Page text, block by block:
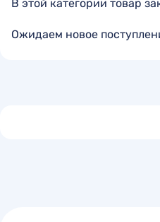
В этой категории товар
Ожидаем новое